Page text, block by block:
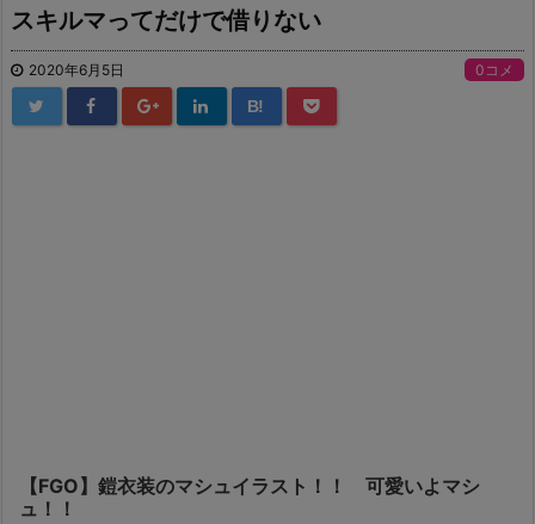
スキルマってだけで借りない
2020年6月5日 0コメ
B!
【FGO】鎧衣装のマシュイラスト！！ 可愛いよマシ
ュ！！